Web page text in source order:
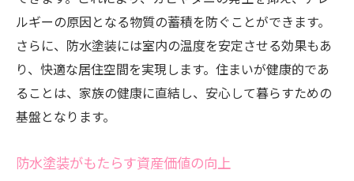
ルギーの原因となる物質の蓄積を防ぐことができます。
さらに、防水塗装には室内の温度を安定させる効果もあ
り、快適な居住空間を実現します。住まいが健康的であ
ることは、家族の健康に直結し、安心して暮らすための
基盤となります。
防水塗装がもたらす資産価値の向上